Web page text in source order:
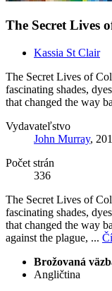
The Secret Lives
Kassia St Clair
The Secret Lives of
fascinating shades,
that changed the way
Vydavateľstvo
John Murray,
Počet strán
336
The Secret Lives of
fascinating shades,
that changed the way
against the plague, ...
Brožovaná
Angličtina